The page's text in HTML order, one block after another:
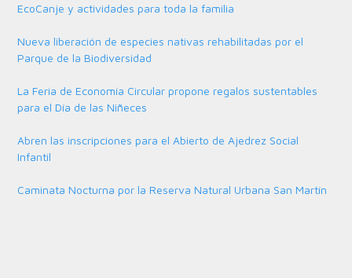
EcoCanje y actividades para toda la familia
Nueva liberación de especies nativas rehabilitadas por el
Parque de la Biodiversidad
La Feria de Economía Circular propone regalos sustentables
para el Día de las Niñeces
Abren las inscripciones para el Abierto de Ajedrez Social
Infantil
Caminata Nocturna por la Reserva Natural Urbana San Martín